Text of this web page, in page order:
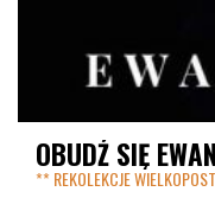
OBUDŹ SIĘ
** REKOLEKCJE